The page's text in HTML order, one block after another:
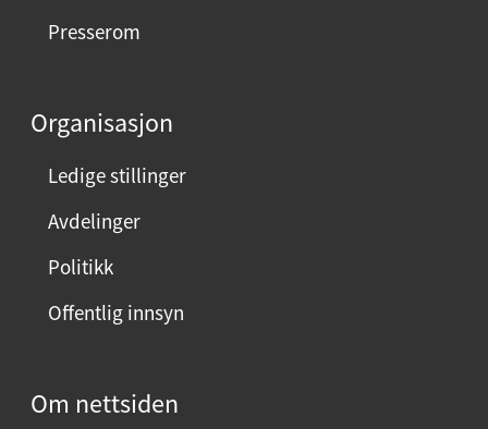
n
V
Presserom
Organisasjon
Ledige stillinger
Avdelinger
Politikk
Offentlig innsyn
Om nettsiden